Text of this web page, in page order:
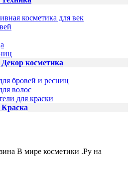
косметика для век
Декор косметика
бровей и ресниц
волос
для краски
Краска